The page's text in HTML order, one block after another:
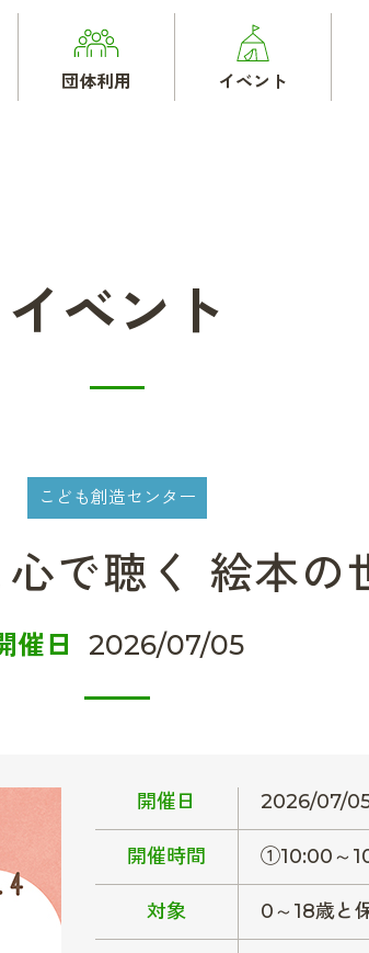
団体利用 イベント
イベント
こども創造センター
心で聴く 絵本
催日 2026/07/05
開催日 2026/07/
開催時間 ①10:00～
対象 0～18歳と